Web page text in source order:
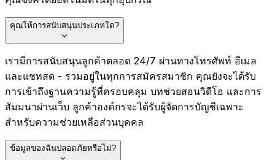
คุณให้การสนับสนุนประเภทใด?
เรามีการสนับสนุนลูกค้าตลอด 24/7 ผ่านทางโทรศัพท์ อีเมล
และแชทสด - รวมอยู่ในทุกการสมัครสมาชิก คุณยังจะได้รับ
การเข้าถึงฐานความรู้ที่ครอบคลุม บทช่วยสอนวิดีโอ และการ
สัมมนาผ่านเว็บ ลูกค้าองค์กรจะได้รับผู้จัดการบัญชีเฉพาะ
สำหรับความช่วยเหลือส่วนบุคคล
ข้อมูลของฉันปลอดภัยหรือไม่?